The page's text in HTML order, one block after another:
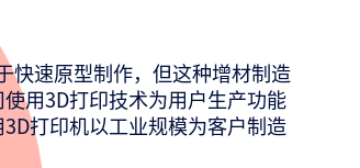
快速原型制作，但这种增材制造
用3D打印技术为用户生产功能
打印机以工业规模为客户制造